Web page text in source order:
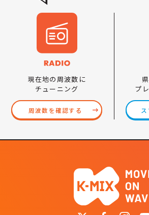
現在地の周波数に
チューニング
周波数を確認する
プ